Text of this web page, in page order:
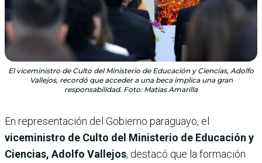
El viceministro de Culto del Ministerio de Educación y Ciencias, Adolfo
Vallejos, recordó que acceder a una beca implica una gran
responsabilidad. Foto: Matías Amarilla
En representación del Gobierno paraguayo, el
viceministro de Culto del Ministerio de Educación y
Ciencias, Adolfo Vallejos, destacó que la formación